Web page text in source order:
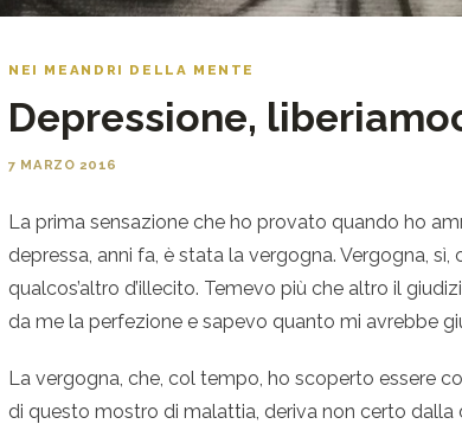
NEI MEANDRI DELLA MENTE
Depressione,
7 MARZO 2016
La prima sensazione che ho provato quando ho
depressa, anni fa, è stata la vergogna. Vergogna,
qualcos’altro d’illecito. Temevo più che altro il
da me la perfezione e sapevo quanto mi avrebbe
La vergogna, che, col tempo, ho scoperto essere
di questo mostro di malattia, deriva non certo dalla